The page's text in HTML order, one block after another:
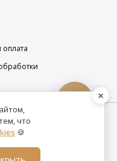
оплата
носит
и
что
🍪
×